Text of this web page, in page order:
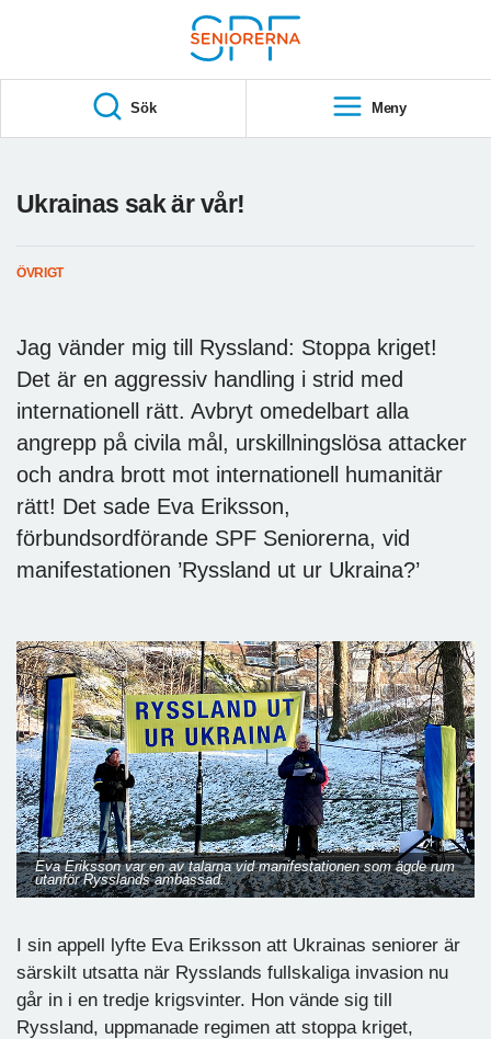
S
A
Sök Meny
Ukrainas sak är vår!
ÖVRIGT
Jag vänder mig till Ryssland: Stoppa kriget!
Det är en aggressiv handling i strid med
internationell rätt. Avbryt omedelbart alla
angrepp på civila mål, urskillningslösa attacker
och andra brott mot internationell humanitär
rätt! Det sade Eva Eriksson,
förbundsordförande SPF Seniorerna, vid
manifestationen ’Ryssland ut ur Ukraina?’
Eva Eriksson var en av talarna vid manifestationen som ägde rum
utanför Rysslands ambassad.
I sin appell lyfte Eva Eriksson att Ukrainas seniorer är
särskilt utsatta när Rysslands fullskaliga invasion nu
går in i en tredje krigsvinter. Hon vände sig till
Ryssland, uppmanade regimen att stoppa kriget,